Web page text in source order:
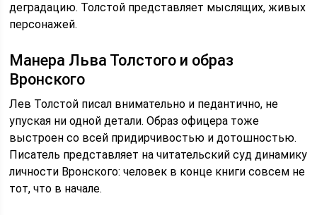
деградацию. Толстой представляет мыслящих, живых
персонажей.
Манера Льва Толстого и образ
Вронского
Лев Толстой писал внимательно и педантично, не
упуская ни одной детали. Образ офицера тоже
выстроен со всей придирчивостью и дотошностью.
Писатель представляет на читательский суд динамику
личности Вронского: человек в конце книги совсем не
тот, что в начале.